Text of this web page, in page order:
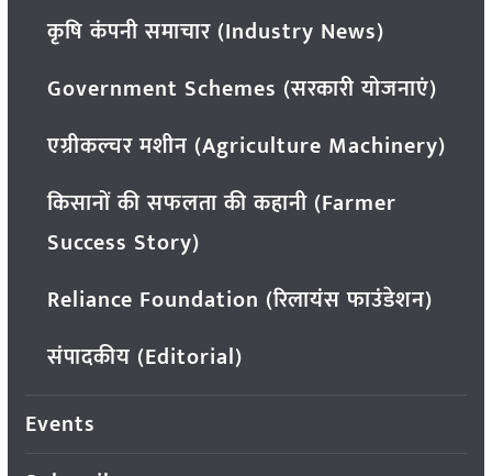
कृषि कंपनी समाचार (Industry News)
Government Schemes (सरकारी योजनाएं)
एग्रीकल्चर मशीन (Agriculture Machinery)
किसानों की सफलता की कहानी (Farmer
Success Story)
Reliance Foundation (रिलायंस फाउंडेशन)
संपादकीय (Editorial)
Events